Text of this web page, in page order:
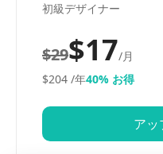
初級デザイナー
$29$17/月
$204 /年40% お得
アッ